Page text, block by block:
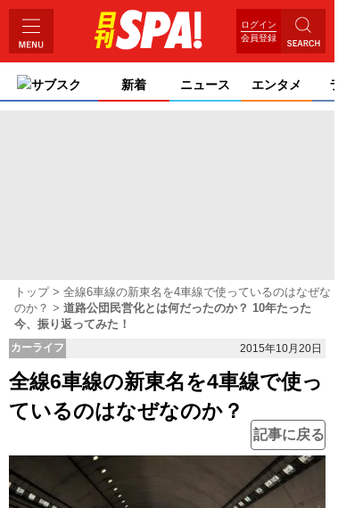
ログイン
会員登録
サブスク 新着 ニュース エンタメ
トップ
全線6車線の新東名を4車線で使っているのはなぜな
のか？
道路公団民営化とは何だったのか？ 10年たった
今、振り返ってみた！
カーライフ 2015年10月20日
全線6車線の新東名を4車線で使っ
ているのはなぜなのか？
記事に戻る